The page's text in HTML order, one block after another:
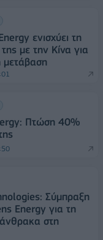
ενισχύει τη
με την Κίνα για
μετάβαση
Πτώση 40%
Σύμπραξη
Energy για τη
στη